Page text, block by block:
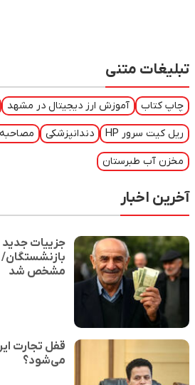
تبلیغات متنی
چاپ کتاب آموزش ارز دیجیتال در مشهد
ریل کیت سرور HP دندانپزشکی
مخزن آب طبرستان
آخرین اخبار
جزییات جدید
مشخص شد
قفل تجارت
می‌شود؟